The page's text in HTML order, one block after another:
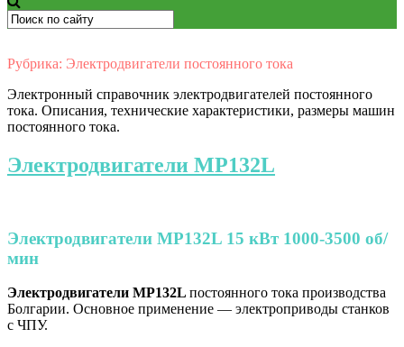
Рубрика: Электродвигатели постоянного тока
Электронный справочник электродвигателей постоянного
тока. Описания, технические характеристики, размеры машин
постоянного тока.
Электродвигатели МР132L
Электродвигатели МР132L 15 кВт 1000-3500 об/
мин
Электродвигатели МР132L постоянного тока производства
Болгарии. Основное применение — электроприводы станков
с ЧПУ.